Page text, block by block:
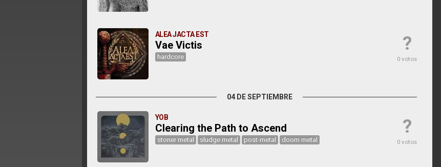
?
0 votos
ALEA JACTA EST
Vae Victis
hardcore
04 DE SEPTIEMBRE
?
0 votos
YOB
Clearing the Path to Ascend
stoner metal sludge metal post-metal doom metal